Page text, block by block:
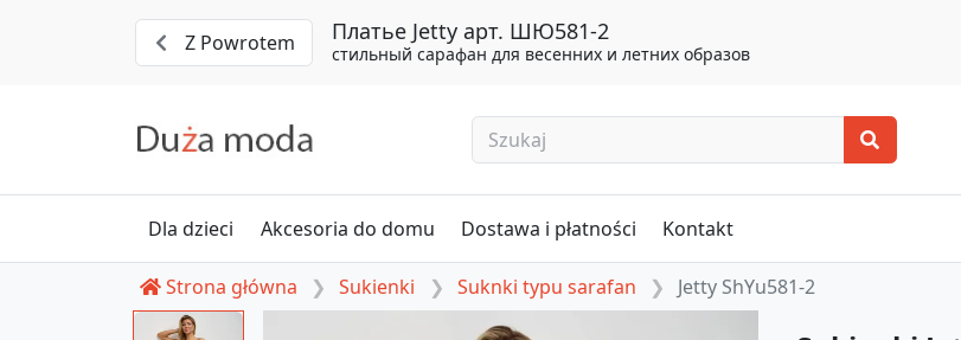
Z Powrotem Платье Jetty арт. ШЮ581-2
стильный сарафан для весенних и летних образов
Dla dzieci Akcesoria do domu Dostawa i płatności Kontakt
Strona główna Sukienki Suknki typu sarafan Jetty ShYu581-2